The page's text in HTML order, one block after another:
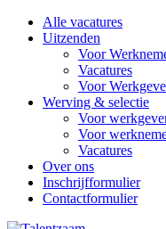
Alle vacatures
Uitzenden
Voor
Vacatures
Voor
Werving & selectie
Voor
Voor
Vacatures
Over ons
Inschrijfformulier
Contactformulier